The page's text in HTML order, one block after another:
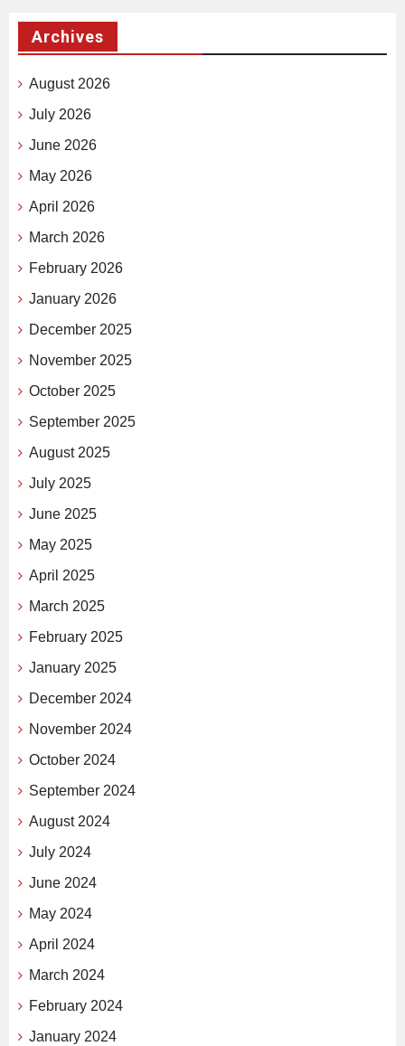
Archives
August 2026
July 2026
June 2026
May 2026
April 2026
March 2026
February 2026
January 2026
December 2025
November 2025
October 2025
September 2025
August 2025
July 2025
June 2025
May 2025
April 2025
March 2025
February 2025
January 2025
December 2024
November 2024
October 2024
September 2024
August 2024
July 2024
June 2024
May 2024
April 2024
March 2024
February 2024
January 2024